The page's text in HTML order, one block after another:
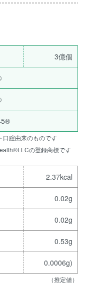
3億個
腔由来のものです
の登録商標です
2.37kcal
0.02g
0.02g
0.53g
0.0006g)
（推定値）